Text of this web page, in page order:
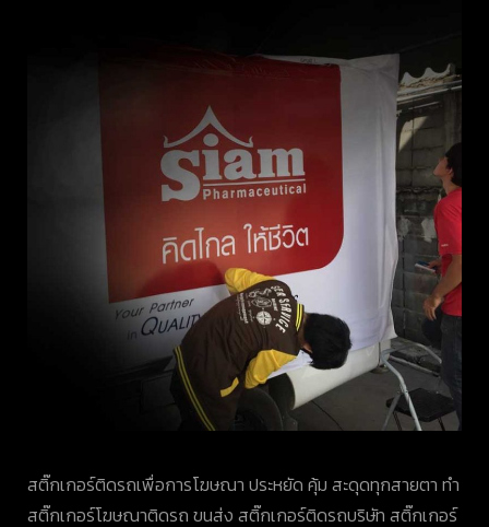
สติ๊กเกอร์ติดรถเพื่อการโฆษณา ประหยัด คุ้ม สะดุดทุกสายตา ทำ
สติ๊กเกอร์โฆษณาติดรถ ขนส่ง สติ๊กเกอร์ติดรถบริษัท สติ๊กเกอร์